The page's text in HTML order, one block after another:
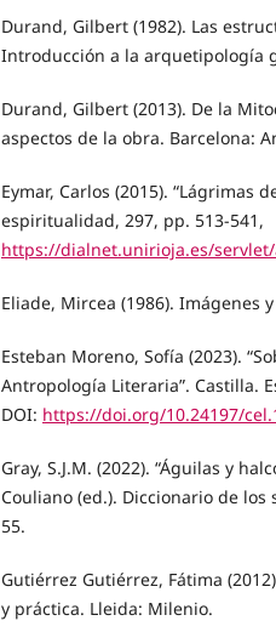
Durand, Gilbert (1982). Las
Introducción a la arquetipología
Durand, Gilbert (2013). De la
aspectos de la obra. Barcelona:
Eymar, Carlos (2015). “Lágrimas
espiritualidad, 297, pp. 513-541,
https://dialnet.unirioja.es/servlet/
Eliade, Mircea (1986). Imágenes
Esteban Moreno, Sofía (2023).
Antropología Literaria”. Castilla.
DOI: https://doi.org/10.24197/
Gray, S.J.M. (2022). “Águilas y
Couliano (ed.). Diccionario de
55.
Gutiérrez Gutiérrez, Fátima
y práctica. Lleida: Milenio.